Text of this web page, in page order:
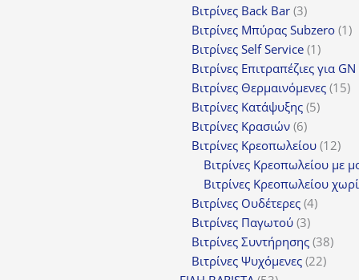
προϊόντα
Βιτρίνες Back Bar 33
προϊόντα
Βιτρίνες Mπύρας Subzero 11
Βιτρίνες Self Service 11
προϊόν
Βιτρίνες Επιτραπέζιες για GN
Βιτρίνες Θερμαινόμενες 1515
Βιτρίνες Κατάψυξης 55
Βιτρίνες Κρασιών 66
προϊόντα
Βιτρίνες Κρεοπωλείου 1212
Βιτρίνες Κρεοπωλείου με
Βιτρίνες Κρεοπωλείου
Βιτρίνες Ουδέτερες 44
Βιτρίνες Παγωτού 33
προϊόντα
Βιτρίνες Συντήρησης 3838
Βιτρίνες Ψυχόμενες 2222